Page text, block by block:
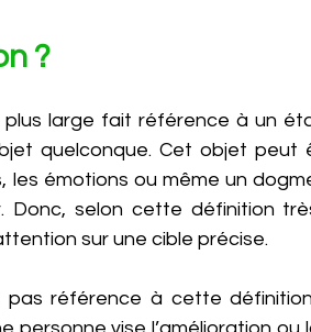
?
large fait référence à un
quelconque. Cet objet peut
les émotions ou même un
Donc, selon cette définition
sur une cible précise.
référence à cette
personne vise l’amélioration ou